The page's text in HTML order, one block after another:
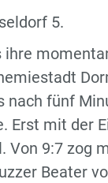
5.
fünf
mit der
Von 9:7 zog
Beater